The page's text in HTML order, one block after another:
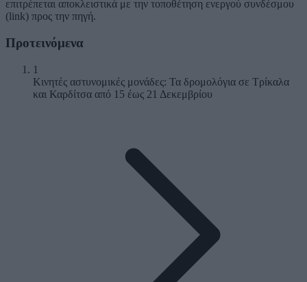
επιτρέπεται αποκλειστικά με την τοποθέτηση ενεργού συνδέσμου
(link) προς την πηγή.
Προτεινόμενα
1
Κινητές αστυνομικές μονάδες: Τα δρομολόγια σε Τρίκαλα
και Καρδίτσα από 15 έως 21 Δεκεμβρίου